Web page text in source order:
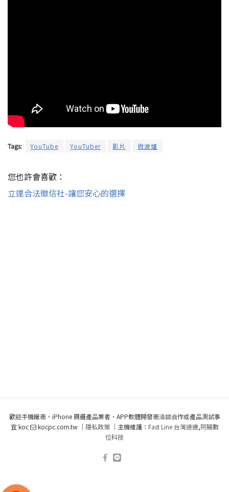
Tags: YouTube YouTuber 影片 微波爐
您也許會喜歡：
立達合法徵信社-讓您安心的選擇
歡迎手機廠商、iPhone 周邊產品業者、APP軟體開發商洽談合作或產品測試事
宜 koc
kocpc.com.tw ｜ 隱私政策｜主機維護： Fast Line 台灣速連,阿腸數
位科技